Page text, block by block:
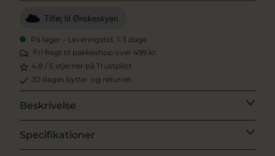
Tilføj til Ønskeskyen
På lager - Leveringstid, 1-3 dage
Fri fragt til pakkeshop over 499 kr.
4,8 / 5 stjerner på Trustpilot
30 dages bytte- og returret
Beskrivelse
Specifikationer